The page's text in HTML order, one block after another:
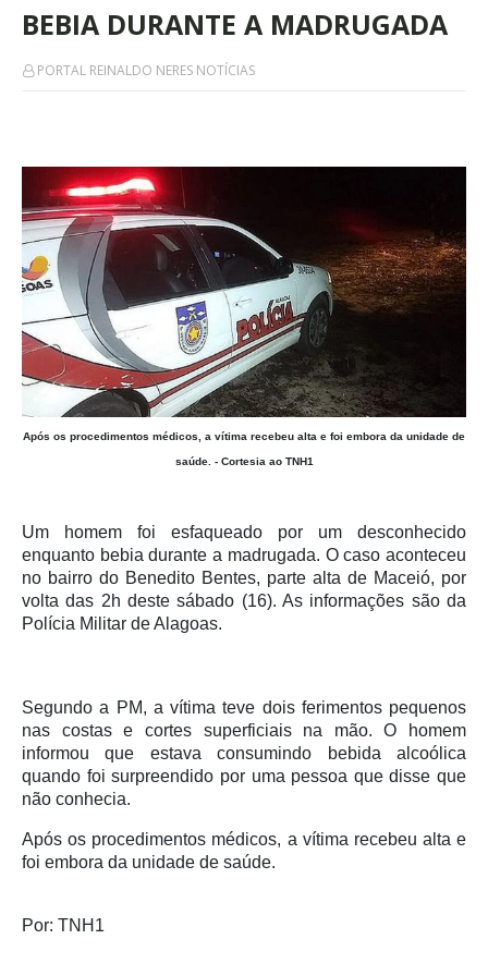
BEBIA DURANTE A MADRUGADA
PORTAL REINALDO NERES NOTÍCIAS
Após os procedimentos médicos, a vítima recebeu alta e foi embora da unidade de
saúde. - Cortesia ao TNH1
Um homem foi esfaqueado por um desconhecido
enquanto bebia durante a madrugada. O caso aconteceu
no bairro do Benedito Bentes, parte alta de Maceió, por
volta das 2h deste sábado (16). As informações são da
Polícia Militar de Alagoas.
Segundo a PM, a vítima teve dois ferimentos pequenos
nas costas e cortes superficiais na mão. O homem
informou que estava consumindo bebida alcoólica
quando foi surpreendido por uma pessoa que disse que
não conhecia.
Após os procedimentos médicos, a vítima recebeu alta e
foi embora da unidade de saúde.
Por: TNH1